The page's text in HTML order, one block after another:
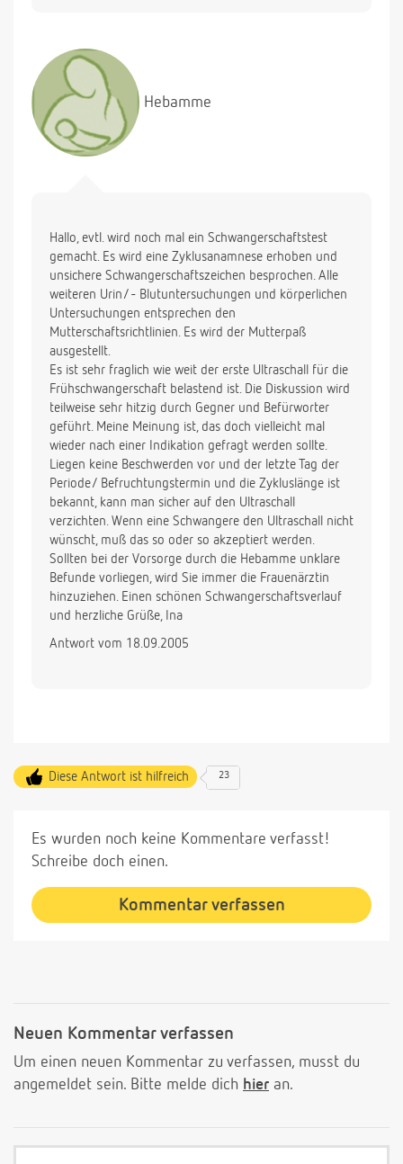
gemacht wird, kritisch gesehen wird, da die Gefahr
einer Überwärmung besteht. Was ist davon zu
halten?
Ich würde mich sehr über eine Antwort freuen!
Hebamme
Hallo, evtl. wird noch mal ein Schwangerschaftstest
gemacht. Es wird eine Zyklusanamnese erhoben und
unsichere Schwangerschaftszeichen besprochen. Alle
weiteren Urin/- Blutuntersuchungen und körperlichen
Untersuchungen entsprechen den
Mutterschaftsrichtlinien. Es wird der Mutterpaß
ausgestellt.
Es ist sehr fraglich wie weit der erste Ultraschall für die
Frühschwangerschaft belastend ist. Die Diskussion wird
teilweise sehr hitzig durch Gegner und Befürworter
geführt. Meine Meinung ist, das doch vielleicht mal
wieder nach einer Indikation gefragt werden sollte.
Liegen keine Beschwerden vor und der letzte Tag der
Periode/ Befruchtungstermin und die Zykluslänge ist
bekannt, kann man sicher auf den Ultraschall
verzichten. Wenn eine Schwangere den Ultraschall nicht
wünscht, muß das so oder so akzeptiert werden.
Sollten bei der Vorsorge durch die Hebamme unklare
Befunde vorliegen, wird Sie immer die Frauenärztin
hinzuziehen. Einen schönen Schwangerschaftsverlauf
und herzliche Grüße, Ina
Antwort vom 18.09.2005
Diese Antwort ist hilfreich 23
Es wurden noch keine Kommentare verfasst!
Schreibe doch einen.
Kommentar verfassen
Neuen Kommentar verfassen
Um einen neuen Kommentar zu verfassen, musst du
angemeldet sein. Bitte melde dich hier an.